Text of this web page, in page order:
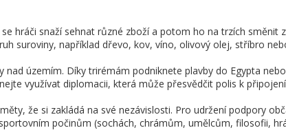
hráči snaží sehnat různé zboží a potom ho na trzích směnit
suroviny, například dřevo, kov, víno, olivový olej, stříbro
územím. Díky trirémám podniknete plavby do Egypta
využívat diplomacii, která může přesvědčit polis k připojení
že si zakládá na své nezávislosti. Pro udržení podpory
počinům (sochách, chrámům, umělcům, filosofii,